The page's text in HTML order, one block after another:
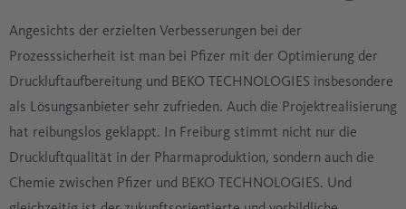
Angesichts der erzielten Verbesserungen bei der
Prozesssicherheit ist man bei Pfizer mit der Optimierung der
Druckluftaufbereitung und BEKO TECHNOLOGIES insbesondere
als Lösungsanbieter sehr zufrieden. Auch die Projektrealisierung
hat reibungslos geklappt. In Freiburg stimmt nicht nur die
Druckluftqualität in der Pharmaproduktion, sondern auch die
Chemie zwischen Pfizer und BEKO TECHNOLOGIES. Und